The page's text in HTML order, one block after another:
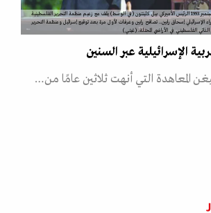
تظهر هذه الصورة التي التقِطت في 13 سبتمبر 1993 الرئيس الأميركي بيل كلينتون (في الوسط) يقف مع زعيم منظمة التحرير الفلسطينية
إسحاق رابين.. تصافح رابين وعرفات لأول مرة بعد توقيع إسرائيل ومنظمة التحرير
الفلسطيني في الأراضي المحتلة. (غيتي)
الإسرائيلية عبر السنين
المعاهدة التي أنهت ثلاثين عامًا من…